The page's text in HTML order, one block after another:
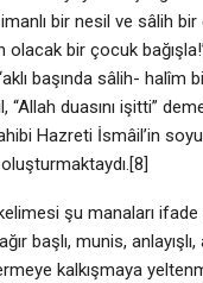
bir nesil ve sâlih
olacak bir çocuk
başında sâlih- halîm
duasını işitti”
Hazreti İsmâil’in
şu manaları
başlı, munis,
kalkışmaya